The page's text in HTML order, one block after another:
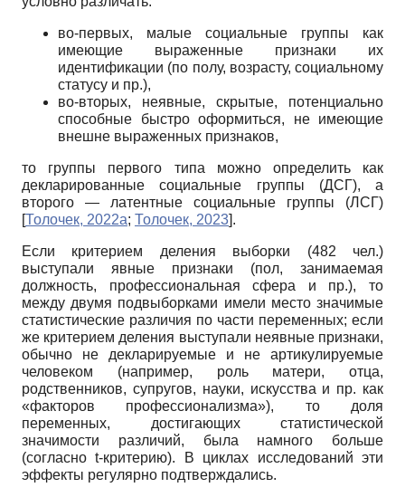
во-первых, малые социальные группы как
имеющие выраженные признаки их
идентификации (по полу, возрасту, социальному
статусу и пр.),
во-вторых, неявные, скрытые, потенциально
способные быстро оформиться, не имеющие
внешне выраженных признаков,
то группы первого типа можно определить как
декларированные социальные группы (ДСГ), а
второго — латентные социальные группы (ЛСГ)
[Толочек, 2022а; Толочек, 2023].
Если критерием деления выборки (482 чел.)
выступали явные признаки (пол, занимаемая
должность, профессиональная сфера и пр.), то
между двумя подвыборками имели место значимые
статистические различия по части переменных; если
же критерием деления выступали неявные признаки,
обычно не декларируемые и не артикулируемые
человеком (например, роль матери, отца,
родственников, супругов, науки, искусства и пр. как
«факторов профессионализма»), то доля
переменных, достигающих статистической
значимости различий, была намного больше
(согласно t-критерию). В циклах исследований эти
эффекты регулярно подтверждались.